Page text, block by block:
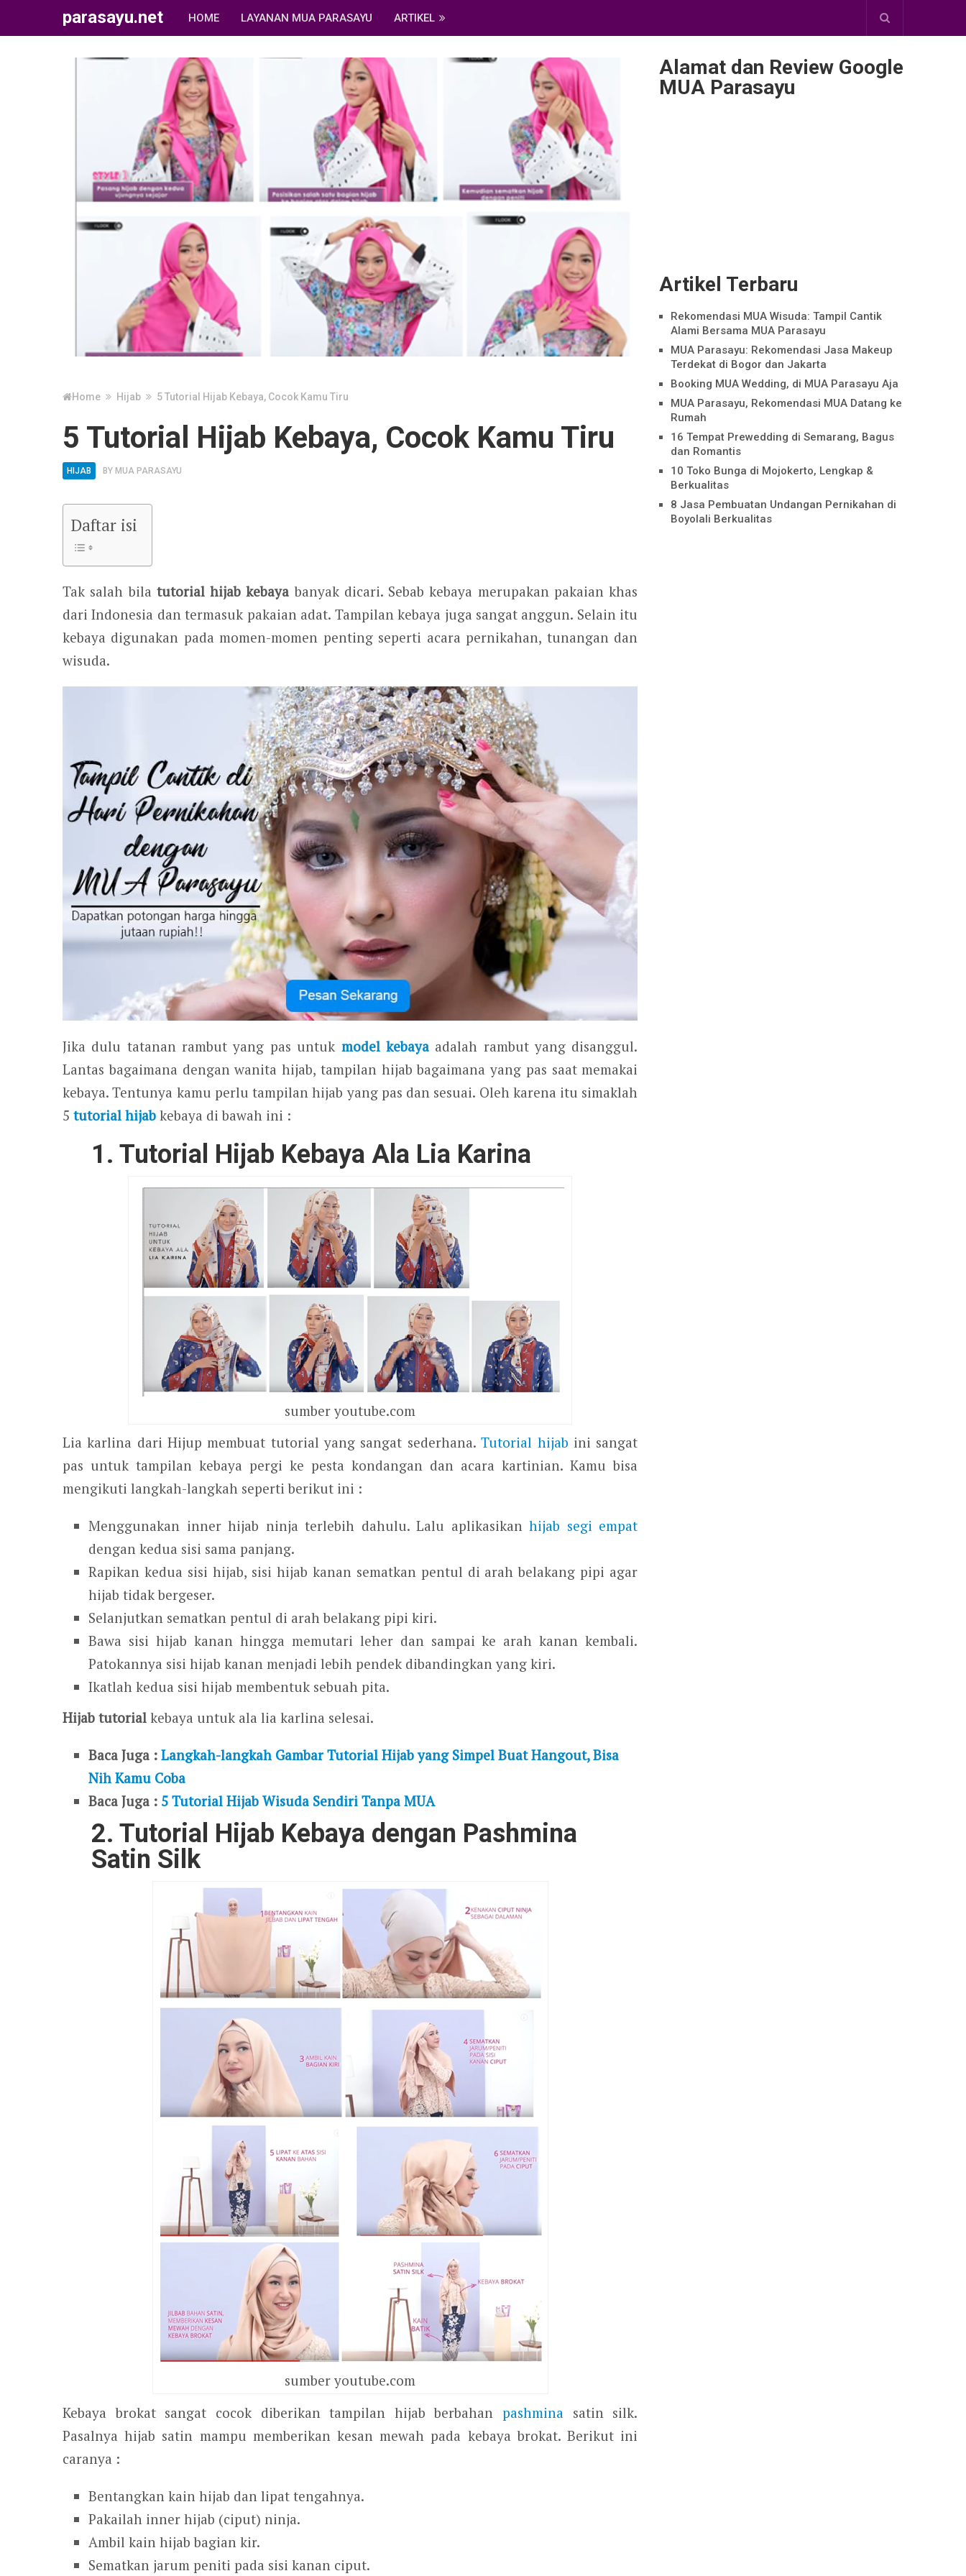
parasayu.net HOME LAYANAN MUA PARASAYU ARTIKEL
Home Hijab 5 Tutorial Hijab Kebaya, Cocok Kamu Tiru
5 Tutorial Hijab Kebaya, Cocok Kamu Tiru
HIJAB BY MUA PARASAYU
Daftar isi
Tak salah bila tutorial hijab kebaya banyak dicari. Sebab kebaya merupakan pakaian khas
dari Indonesia dan termasuk pakaian adat. Tampilan kebaya juga sangat anggun. Selain itu
kebaya digunakan pada momen-momen penting seperti acara pernikahan, tunangan dan
wisuda.
Jika dulu tatanan rambut yang pas untuk model kebayaadalah rambut yang disanggul.
Lantas bagaimana dengan wanita hijab, tampilan hijab bagaimana yang pas saat memakai
kebaya. Tentunya kamu perlu tampilan hijab yang pas dan sesuai. Oleh karena itu simaklah
5 tutorial hijab kebaya di bawah ini :
1. Tutorial Hijab Kebaya Ala Lia Karina
sumber youtube.com
Lia karlina dari Hijup membuat tutorial yang sangat sederhana.Tutorial hijab ini sangat
pas untuk tampilan kebaya pergi ke pesta kondangan dan acara kartinian. Kamu bisa
mengikuti langkah-langkah seperti berikut ini :
Menggunakan inner hijab ninja terlebih dahulu. Lalu aplikasikanhijab segi empat
dengan kedua sisi sama panjang.
Rapikan kedua sisi hijab, sisi hijab kanan sematkan pentul di arah belakang pipi agar
hijab tidak bergeser.
Selanjutkan sematkan pentul di arah belakang pipi kiri.
Bawa sisi hijab kanan hingga memutari leher dan sampai ke arah kanan kembali.
Patokannya sisi hijab kanan menjadi lebih pendek dibandingkan yang kiri.
Ikatlah kedua sisi hijab membentuk sebuah pita.
Hijab tutorial kebaya untuk ala lia karlina selesai.
Baca Juga :Langkah-langkah Gambar Tutorial Hijab yang Simpel Buat Hangout, Bisa
Nih Kamu Coba
Baca Juga : 5 Tutorial Hijab Wisuda Sendiri Tanpa MUA
2. Tutorial Hijab Kebaya dengan Pashmina
Satin Silk
sumber youtube.com
Kebaya brokat sangat cocok diberikan tampilan hijab berbahanpashmina satin silk.
Pasalnya hijab satin mampu memberikan kesan mewah pada kebaya brokat. Berikut ini
caranya :
Bentangkan kain hijab dan lipat tengahnya.
Pakailah inner hijab (ciput) ninja.
Ambil kain hijab bagian kir.
Sematkan jarum peniti pada sisi kanan ciput.
Alamat dan Review Google
MUA Parasayu
Artikel Terbaru
Rekomendasi MUA Wisuda: Tampil Cantik
Alami Bersama MUA Parasayu
MUA Parasayu: Rekomendasi Jasa Makeup
Terdekat di Bogor dan Jakarta
Booking MUA Wedding, di MUA Parasayu Aja
MUA Parasayu, Rekomendasi MUA Datang ke
Rumah
16 Tempat Prewedding di Semarang, Bagus
dan Romantis
10 Toko Bunga di Mojokerto, Lengkap &
Berkualitas
8 Jasa Pembuatan Undangan Pernikahan di
Boyolali Berkualitas